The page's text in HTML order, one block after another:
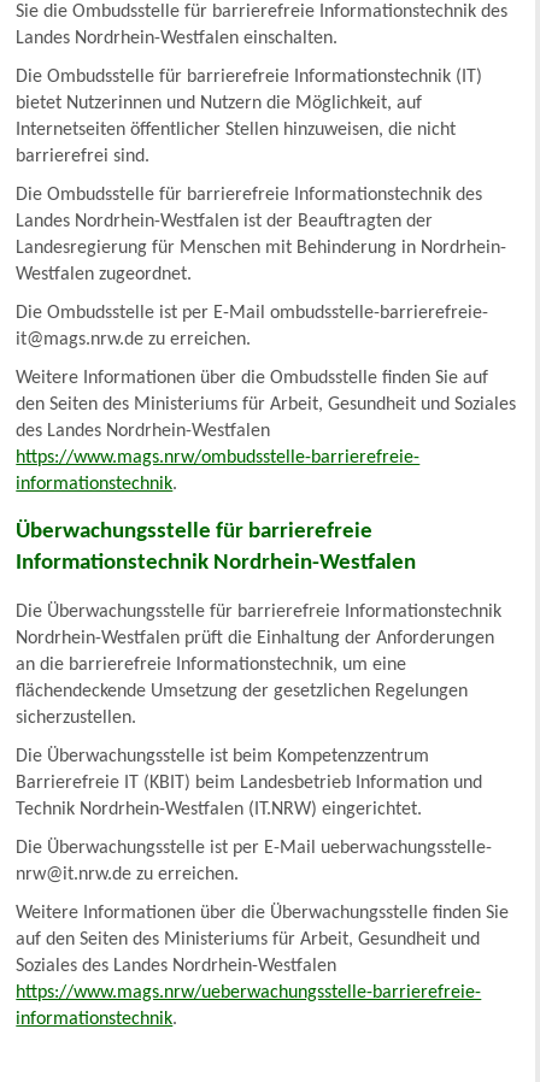
Sie die Ombudsstelle für barrierefreie Informationstechnik des
Landes Nordrhein-Westfalen einschalten.
Die Ombudsstelle für barrierefreie Informationstechnik (IT)
bietet Nutzerinnen und Nutzern die Möglichkeit, auf
Internetseiten öffentlicher Stellen hinzuweisen, die nicht
barrierefrei sind.
Die Ombudsstelle für barrierefreie Informationstechnik des
Landes Nordrhein-Westfalen ist der Beauftragten der
Landesregierung für Menschen mit Behinderung in Nordrhein-
Westfalen zugeordnet.
Die Ombudsstelle ist per E-Mail ombudsstelle-barrierefreie-
it@mags.nrw.de zu erreichen.
Weitere Informationen über die Ombudsstelle finden Sie auf
den Seiten des Ministeriums für Arbeit, Gesundheit und Soziales
des Landes Nordrhein-Westfalen
https://www.mags.nrw/ombudsstelle-barrierefreie-
informationstechnik.
Überwachungsstelle für barrierefreie
Informationstechnik Nordrhein-Westfalen
Die Überwachungsstelle für barrierefreie Informationstechnik
Nordrhein-Westfalen prüft die Einhaltung der Anforderungen
an die barrierefreie Informationstechnik, um eine
flächendeckende Umsetzung der gesetzlichen Regelungen
sicherzustellen.
Die Überwachungsstelle ist beim Kompetenzzentrum
Barrierefreie IT (KBIT) beim Landesbetrieb Information und
Technik Nordrhein-Westfalen (IT.NRW) eingerichtet.
Die Überwachungsstelle ist per E-Mail ueberwachungsstelle-
nrw@it.nrw.de zu erreichen.
Weitere Informationen über die Überwachungsstelle finden Sie
auf den Seiten des Ministeriums für Arbeit, Gesundheit und
Soziales des Landes Nordrhein-Westfalen
https://www.mags.nrw/ueberwachungsstelle-barrierefreie-
informationstechnik.